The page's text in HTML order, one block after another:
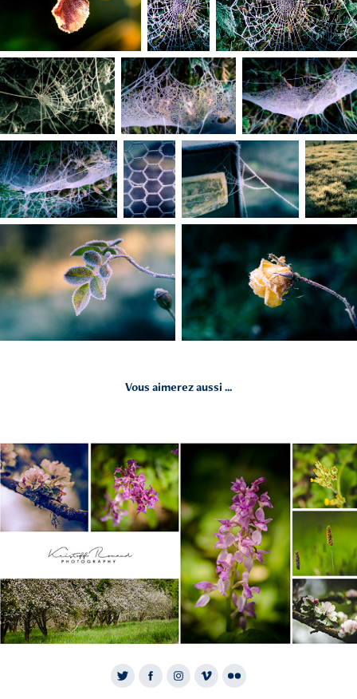
Vous aimerez aussi ...
2019
Pretreville